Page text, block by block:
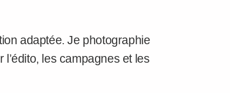
adaptée. Je photographie
l’édito, les campagnes et les